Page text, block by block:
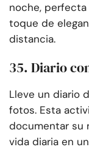
noche, perfecta
toque de
distancia.
35. Diario
Lleve un diario
fotos. Esta
documentar su
vida diaria en